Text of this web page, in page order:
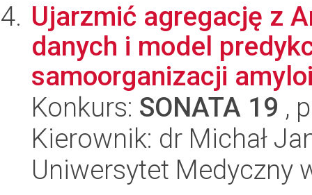
Ujarzmić agregację z
danych i model
samoorganizacji
Konkurs: SONATA 19 ,
Kierownik: dr Michał
Uniwersytet Medyczny